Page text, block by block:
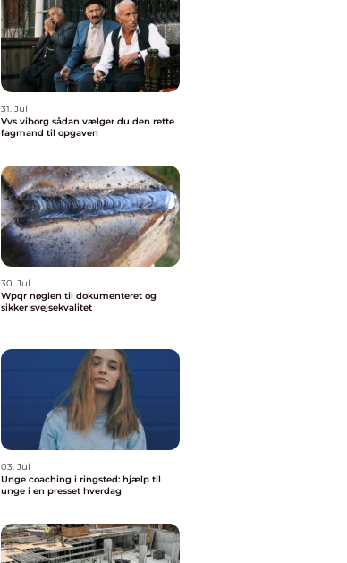
31. Jul
Vvs viborg sådan vælger du den rette
fagmand til opgaven
30. Jul
Wpqr nøglen til dokumenteret og
sikker svejsekvalitet
03. Jul
Unge coaching i ringsted: hjælp til
unge i en presset hverdag